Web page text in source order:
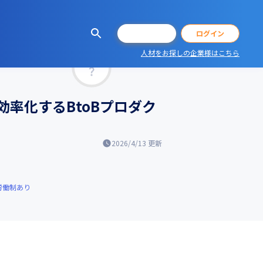
ログイン
人材をお探しの企業様はこちら
率化するBtoBプロダク
2026/4/13 更新
制あり